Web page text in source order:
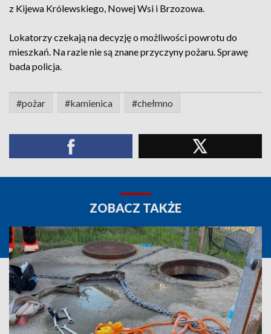
z Kijewa Królewskiego, Nowej Wsi i Brzozowa.
Lokatorzy czekają na decyzję o możliwości powrotu do
mieszkań. Na razie nie są znane przyczyny pożaru. Sprawę
bada policja.
#pożar #kamienica #chełmno
ZOBACZ TAKŻE